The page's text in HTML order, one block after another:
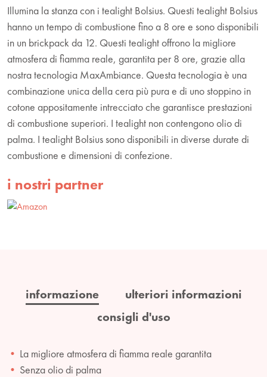
Illumina la stanza con i tealight Bolsius. Questi tealight Bolsius
hanno un tempo di combustione fino a 8 ore e sono disponibili
in un brickpack da 12. Questi tealight offrono la migliore
atmosfera di fiamma reale, garantita per 8 ore, grazie alla
nostra tecnologia MaxAmbiance. Questa tecnologia è una
combinazione unica della cera più pura e di uno stoppino in
cotone appositamente intrecciato che garantisce prestazioni
di combustione superiori. I tealight non contengono olio di
palma. I tealight Bolsius sono disponibili in diverse durate di
combustione e dimensioni di confezione.
i nostri partner
informazione
ulteriori informazioni
consigli d'uso
La migliore atmosfera di fiamma reale garantita
Senza olio di palma